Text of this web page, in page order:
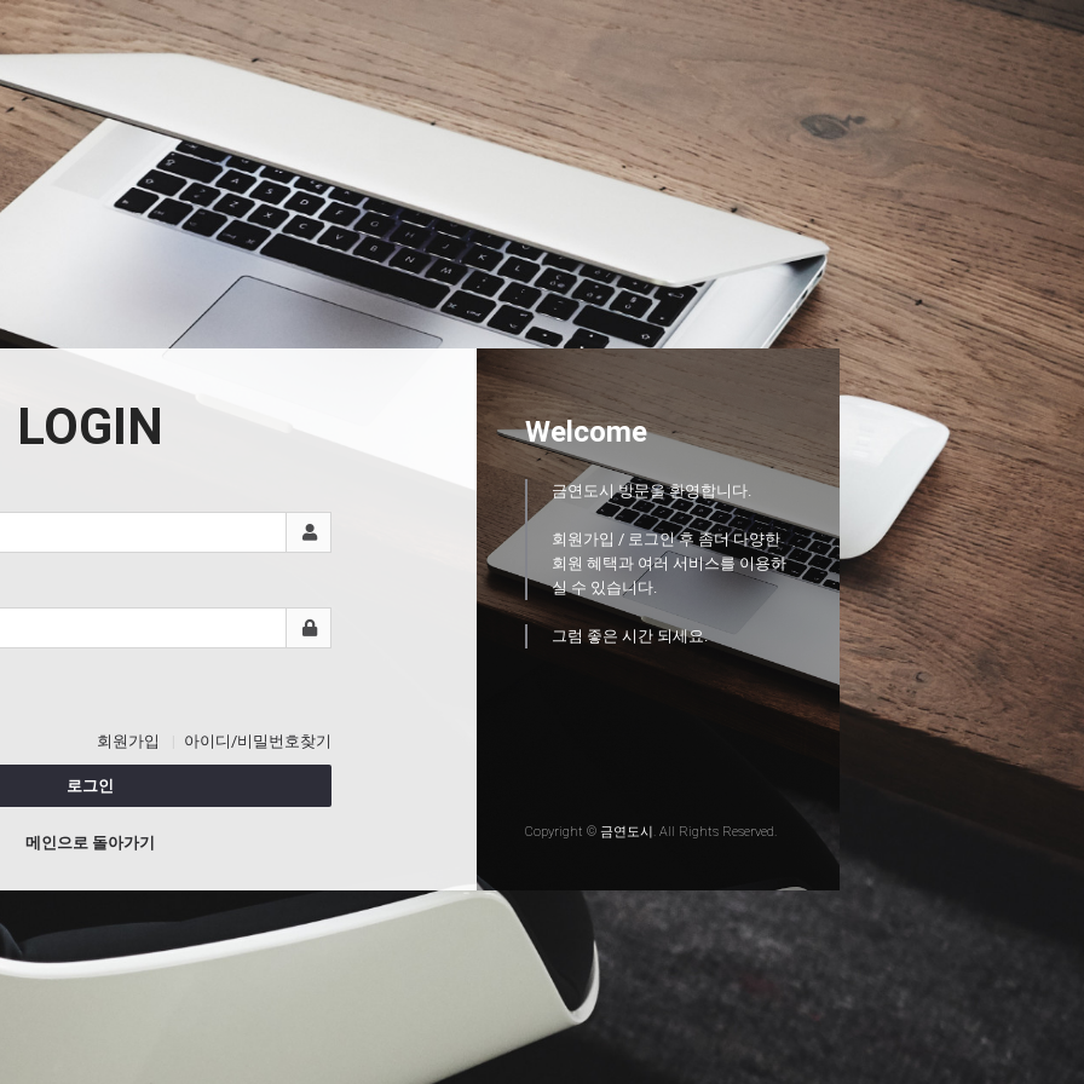
LOGIN
회원가입 아이디/비밀번호찾기
로그인
메인으로 돌아가기
Welcome
금연도시 방문을 환영합니다.
회원가입 / 로그인 후 좀더 다양한
회원 혜택과 여러 서비스를 이용하
실 수 있습니다.
그럼 좋은 시간 되세요.
Copyright © 금연도시. All Rights Reserved.